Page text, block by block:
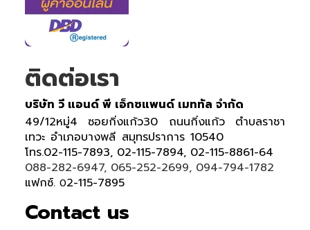
ติดต่อเรา
บริษัท วี แอนด์ พี เอ็กซแพนด์ เมททัล จำกัด
49/12หมู่4 ซอยกิ่งแก้ว30 ถนนกิ่งแก้ว ตำบลราชา
เทวะ อำเภอบางพลี สมุทรปราการ 10540
โทร.02-115-7893, 02-115-7894, 02-115-8861-64
088-282-6947, 065-252-2699, 094-794-1782
แฟกซ์. 02-115-7895
Contact us